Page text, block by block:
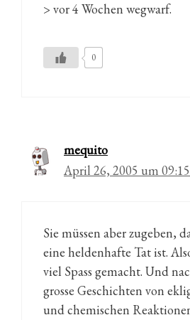
> vor 4 Wochen wegwarf.
0
mequito
April 26, 2005 um
Sie müssen aber zugeben,
eine heldenhafte Tat ist.
viel Spass gemacht. Und
grosse Geschichten von
und chemischen